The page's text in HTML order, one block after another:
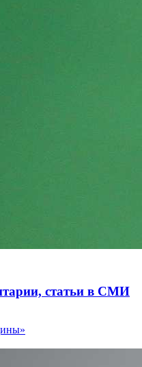
статьи в СМИ